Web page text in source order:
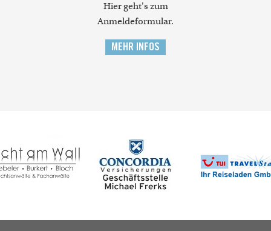
Hier geht's zum
Anmeldeformular.
MEHR INFOS